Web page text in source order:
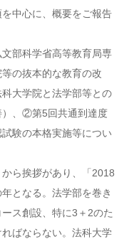
中心に、概要をご報告
部科学省高等教育局専
の抜本的な教育の改
大学院と法学部等との
）、②第5回共通到達度
験の本格実施等につい
ら挨拶があり、「2018
となる。法学部を巻き
ス創設、特に3＋2のた
ばならない。法科大学